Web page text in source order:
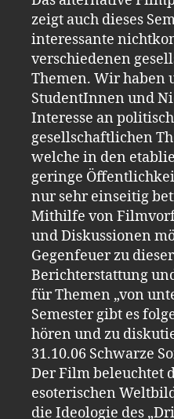
zeigt auch dieses
interessante
verschiedenen
Themen. Wir haben
StudentInnen und
Interesse an
gesellschaftlichen
welche in den
geringe
nur sehr einseitig
Mithilfe von
und Diskussionen
Gegenfeuer zu
Berichterstattung
für Themen „von
Semester gibt es
hören und zu
31.10.06 Schwarze
Der Film beleuchtet
esoterischen
die Ideologie des